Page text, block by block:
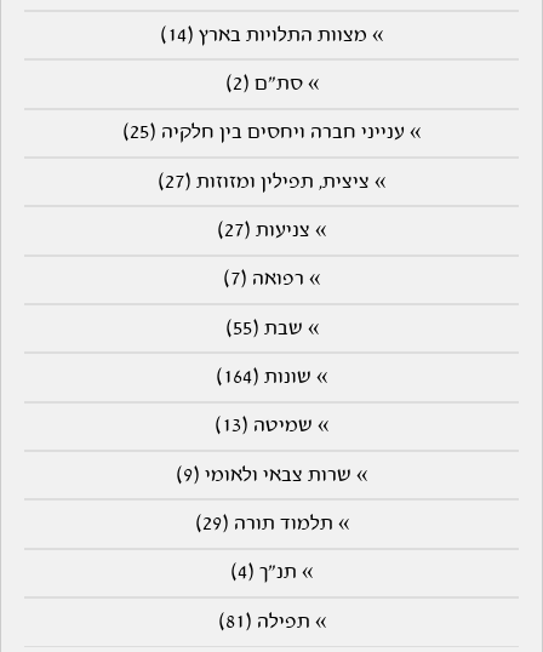
» מצוות התלויות בארץ (14)
» סת"ם (2)
» ענייני חברה ויחסים בין חלקיה (25)
» ציצית, תפילין ומזוזות (27)
» צניעות (27)
» רפואה (7)
» שבת (55)
» שונות (164)
» שמיטה (13)
» שרות צבאי ולאומי (9)
» תלמוד תורה (29)
» תנ"ך (4)
» תפילה (81)